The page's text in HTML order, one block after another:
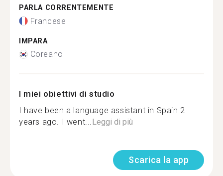
PARLA CORRENTEMENTE
Francese
IMPARA
Coreano
I miei obiettivi di studio
I have been a language assistant in Spain 2
years ago. I went...Leggi di più
Scarica la app